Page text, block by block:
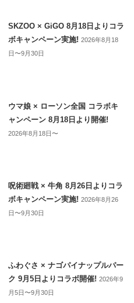
SKZOO × GiGO 8月18日よりコラ
ボキャンペーン実施!2026年8月18
日〜9月30日
ウマ娘 × ローソン全国 コラボキ
ャンペーン 8月18日より開催!
2026年8月18日〜
呪術廻戦 × 牛角 8月26日よりコラ
ボキャンペーン実施!2026年8月26
日〜9月30日
ふわぐさ × ナゴパイナップルパー
ク 9月5日よりコラボ開催!2026年9
月5日〜9月30日